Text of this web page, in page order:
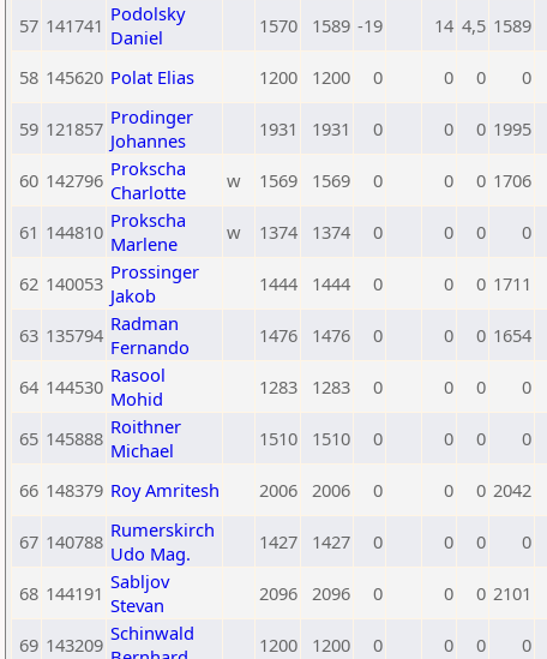
57 141741 Podolsky
Daniel
1570 1589 -19 14 4,5 1589
58 145620 Polat Elias 1200 1200 0 0 0 0
59 121857 Prodinger
Johannes
1931 1931 0 0 0 1995
60 142796 Prokscha
Charlotte
w 1569 1569 0 0 0 1706
61 144810 Prokscha
Marlene
w 1374 1374 0 0 0 0
62 140053 Prossinger
Jakob
1444 1444 0 0 0 1711
63 135794 Radman
Fernando
1476 1476 0 0 0 1654
64 144530 Rasool
Mohid
1283 1283 0 0 0 0
65 145888 Roithner
Michael
1510 1510 0 0 0 0
66 148379 Roy Amritesh 2006 2006 0 0 0 2042
67 140788 Rumerskirch
Udo Mag.
1427 1427 0 0 0 0
68 144191 Sabljov
Stevan
2096 2096 0 0 0 2101
69 143209 Schinwald
1200 1200 0 0 0 0